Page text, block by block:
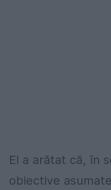
El a arătat că, în
obiective